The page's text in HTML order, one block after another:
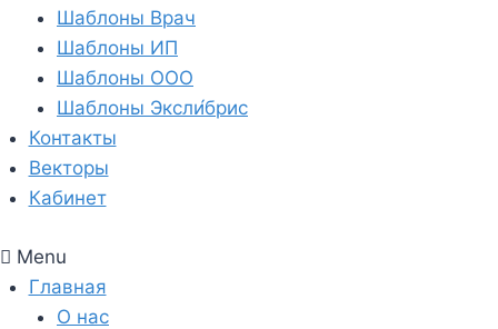
Шаблоны Врач
Шаблоны ИП
Шаблоны ООО
Шаблоны Эксли́брис
Контакты
Векторы
Кабинет
Menu
Главная
О нас